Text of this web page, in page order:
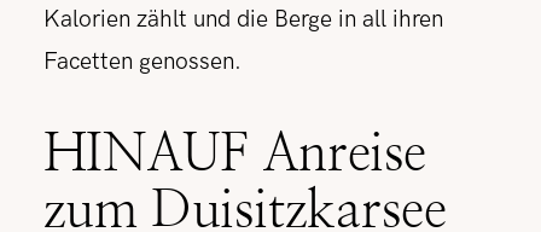
Kalorien zählt und die Berge in all ihren
Facetten genossen.
HINAUF Anreise
zum Duisitzkarsee